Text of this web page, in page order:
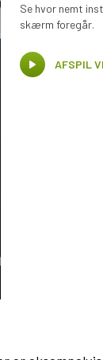
Se hvor nemt
skærm foregår.
AFSPIL